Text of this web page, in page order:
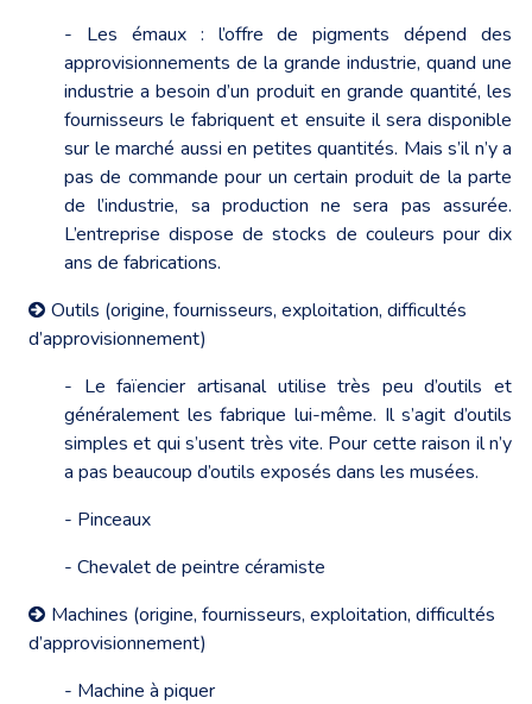
- Les émaux : l’offre de pigments dépend des
approvisionnements de la grande industrie, quand une
industrie a besoin d’un produit en grande quantité, les
fournisseurs le fabriquent et ensuite il sera disponible
sur le marché aussi en petites quantités. Mais s’il n’y a
pas de commande pour un certain produit de la parte
de l’industrie, sa production ne sera pas assurée.
L’entreprise dispose de stocks de couleurs pour dix
ans de fabrications.
Outils (origine, fournisseurs, exploitation, difficultés
d’approvisionnement)
- Le faïencier artisanal utilise très peu d’outils et
généralement les fabrique lui-même. Il s’agit d’outils
simples et qui s’usent très vite. Pour cette raison il n’y
a pas beaucoup d’outils exposés dans les musées.
- Pinceaux
- Chevalet de peintre céramiste
Machines (origine, fournisseurs, exploitation, difficultés
d’approvisionnement)
- Machine à piquer